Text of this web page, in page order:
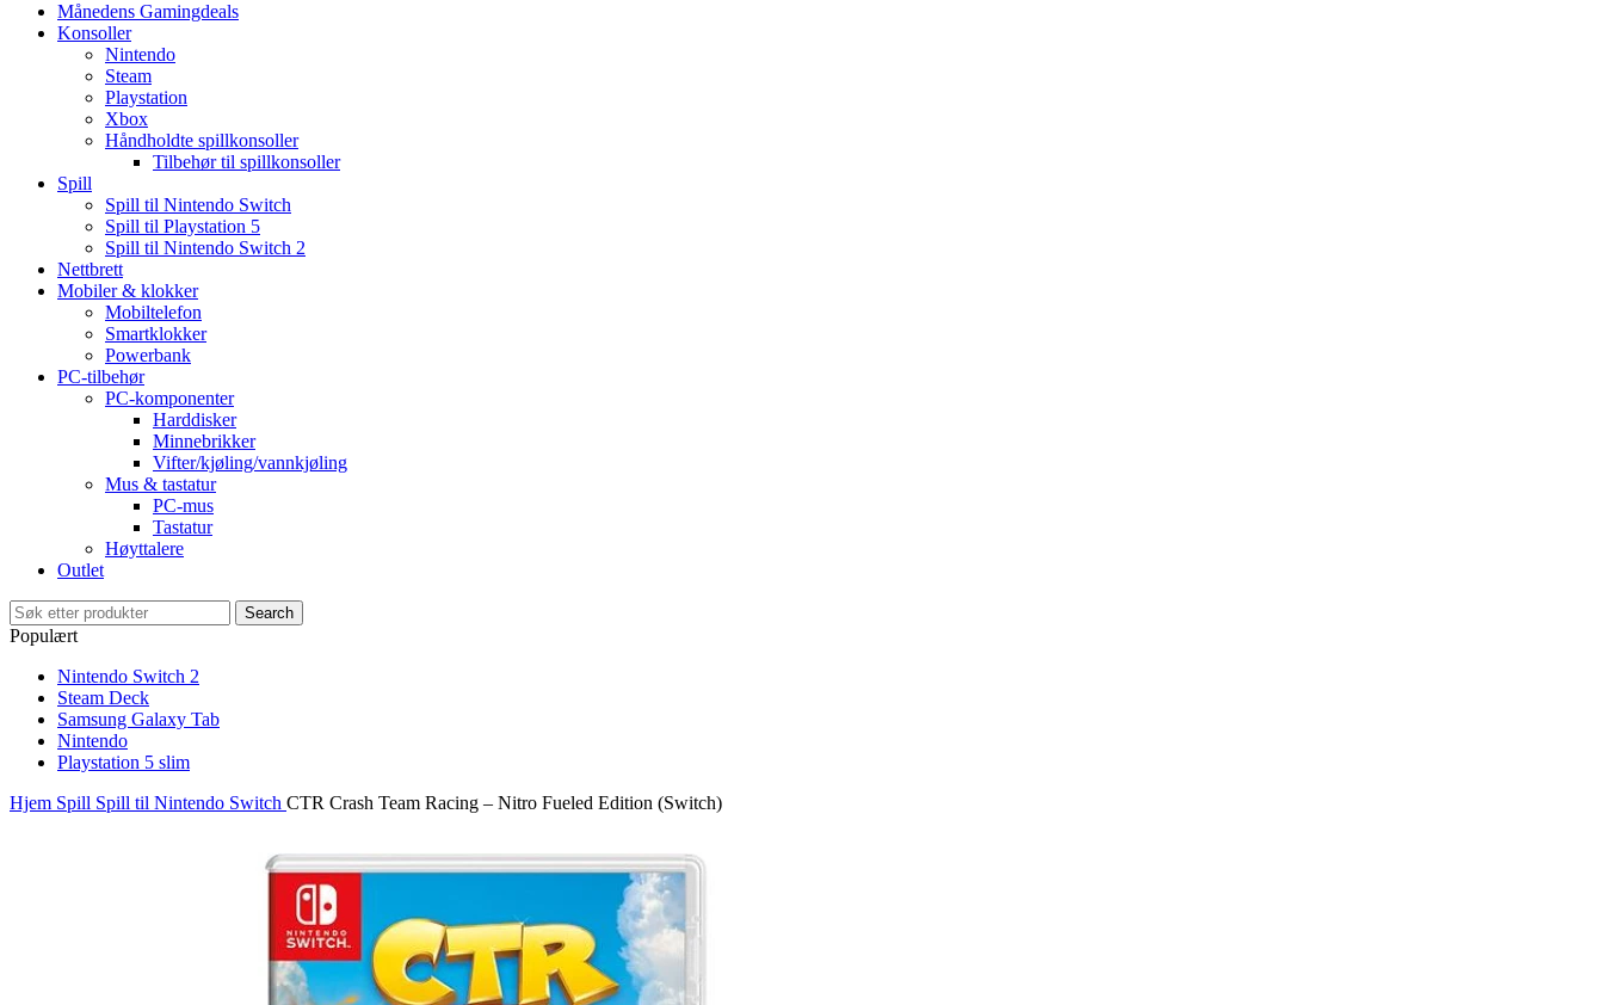
Månedens Gamingdeals
Konsoller
Nintendo
Steam
Playstation
Xbox
Håndholdte spillkonsoller
Tilbehør til spillkonsoller
Spill
Spill til Nintendo Switch
Spill til Playstation 5
Spill til Nintendo Switch 2
Nettbrett
Mobiler & klokker
Mobiltelefon
Smartklokker
Powerbank
PC-tilbehør
PC-komponenter
Harddisker
Minnebrikker
Vifter/kjøling/vannkjøling
Mus & tastatur
PC-mus
Tastatur
Høyttalere
Outlet
Search
Populært
Nintendo Switch 2
Steam Deck
Samsung Galaxy Tab
Nintendo
Playstation 5 slim
Hjem Spill Spill til Nintendo Switch CTR Crash Team Racing – Nitro Fueled Edition (Switch)